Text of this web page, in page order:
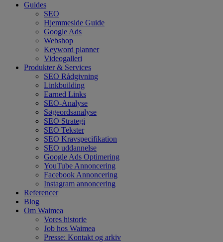
Guides
SEO
Hjemmeside Guide
Google Ads
Webshop
Keyword planner
Videogalleri
Produkter & Services
SEO Rådgivning
Linkbuilding
Earned Links
SEO-Analyse
Søgeordsanalyse
SEO Strategi
SEO Tekster
SEO Kravspecifikation
SEO uddannelse
Google Ads Optimering
YouTube Annoncering
Facebook Annoncering
Instagram annoncering
Referencer
Blog
Om Waimea
Vores historie
Job hos Waimea
Presse: Kontakt og arkiv